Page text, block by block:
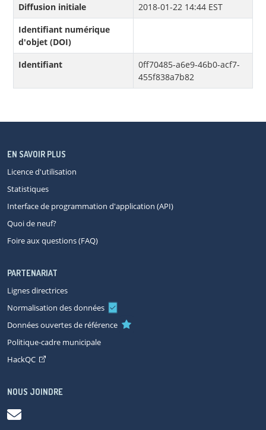
Diffusion initiale
2018-01-22 14:44 EST
Identifiant numérique
d'objet (DOI)
Identifiant
0ff70485-a6e9-46b0-acf7-
455f838a7b82
EN SAVOIR PLUS
Licence d'utilisation
Statistiques
Interface de programmation d'application (API)
Quoi de neuf?
Foire aux questions (FAQ)
PARTENARIAT
Lignes directrices
Normalisation des données
Données ouvertes de référence
Politique-cadre municipale
HackQC
NOUS JOINDRE